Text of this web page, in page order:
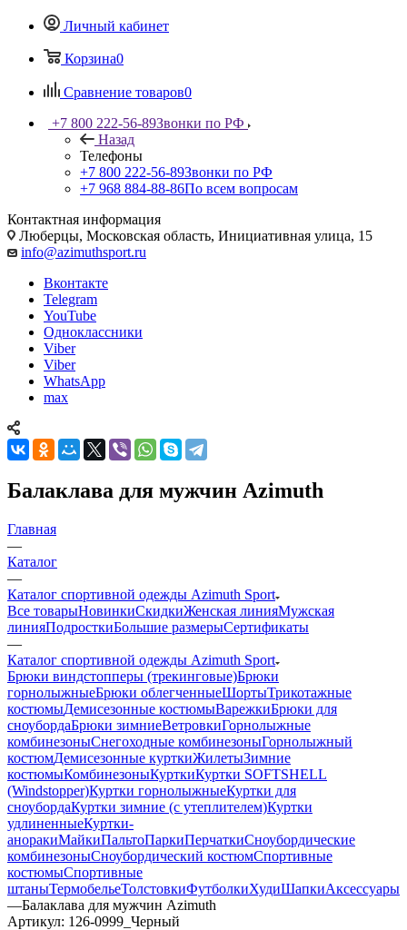
Личный кабинет
Корзина0
Сравнение товаров0
+7 800 222-56-89Звонки по РФ
Назад
Телефоны
+7 800 222-56-89Звонки по РФ
+7 968 884-88-86По всем вопросам
Контактная информация
Люберцы, Московская область, Инициативная улица, 15
info@azimuthsport.ru
Вконтакте
Telegram
YouTube
Одноклассники
Viber
Viber
WhatsApp
max
Балаклава для мужчин Azimuth
Главная
—
Каталог
—
Каталог спортивной одежды Azimuth Sport
Все товарыНовинкиСкидкиЖенская линияМужская
линияПодросткиБольшие размерыСертификаты
—
Каталог спортивной одежды Azimuth Sport
Брюки виндстопперы (трекинговые)Брюки
горнолыжныеБрюки облегченныеШортыТрикотажные
костюмыДемисезонные костюмыВарежкиБрюки для
сноубордаБрюки зимниеВетровкиГорнолыжные
комбинезоныСнегоходные комбинезоныГорнолыжный
костюмДемисезонные курткиЖилетыЗимние
костюмыКомбинезоныКурткиКуртки SOFTSHELL
(Windstopper)Куртки горнолыжныеКуртки для
сноубордаКуртки зимние (с утеплителем)Куртки
удлиненныеКуртки-
аноракиМайкиПальтоПаркиПерчаткиСноубордические
комбинезоныСноубордический костюмСпортивные
костюмыСпортивные
штаныТермобельеТолстовкиФутболкиХудиШапкиАксессуары
—Балаклава для мужчин Azimuth
Артикул: 126-0999_Черный